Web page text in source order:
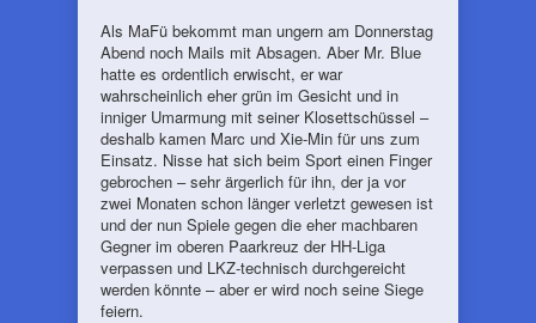
Als MaFü bekommt man ungern am Donnerstag
Abend noch Mails mit Absagen. Aber Mr. Blue
hatte es ordentlich erwischt, er war
wahrscheinlich eher grün im Gesicht und in
inniger Umarmung mit seiner Klosettschüssel –
deshalb kamen Marc und Xie-Min für uns zum
Einsatz. Nisse hat sich beim Sport einen Finger
gebrochen – sehr ärgerlich für ihn, der ja vor
zwei Monaten schon länger verletzt gewesen ist
und der nun Spiele gegen die eher machbaren
Gegner im oberen Paarkreuz der HH-Liga
verpassen und LKZ-technisch durchgereicht
werden könnte – aber er wird noch seine Siege
feiern.